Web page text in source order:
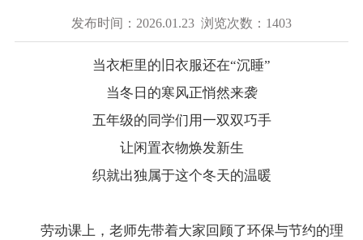
发布时间：2026.01.23 浏览次数：1403
当衣柜里的旧衣服还在“沉睡”
当冬日的寒风正悄然来袭
五年级的同学们用一双双巧手
让闲置衣物焕发新生
织就出独属于这个冬天的温暖
劳动课上，老师先带着大家回顾了环保与节约的理